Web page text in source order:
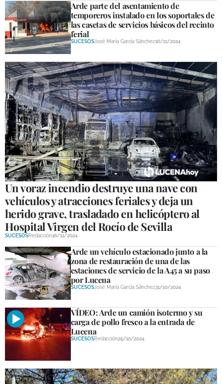
Arde parte del asentamiento de
temporeros instalado en los soportales de
las casetas de servicios básicos del recinto
ferial
SUCESOSJosé María García Sánchez16/11/2024
Un voraz incendio destruye una nave con
vehículos y atracciones feriales y deja un
herido grave, trasladado en helicóptero al
Hospital Virgen del Rocío de Sevilla
SUCESOSRedacción16/11/2024
Arde un vehículo estacionado junto a la
zona de restauración de una de las
estaciones de servicio de la A45 a su paso
por Lucena
SUCESOSJosé María García Sánchez31/10/2024
VÍDEO: Arde un camión isotermo y su
carga de pollo fresco a la entrada de
Lucena
SUCESOSRedacción25/10/2024